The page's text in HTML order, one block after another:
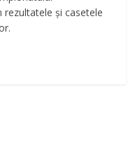
și casetele